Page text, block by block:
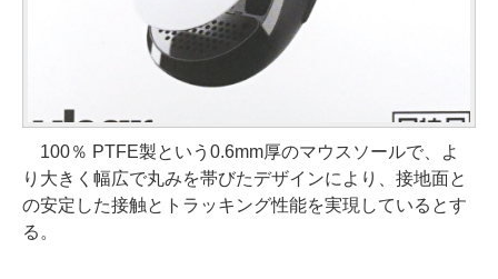
100％ PTFE製という0.6mm厚のマウスソールで、よ
り大きく幅広で丸みを帯びたデザインにより、接地面と
の安定した接触とトラッキング性能を実現しているとす
る。